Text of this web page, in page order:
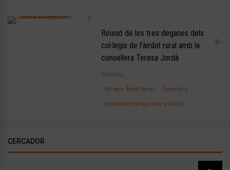
Reunió de les tres deganes dels
col·legis de l’àmbit rural amb la
consellera Teresa Jordà
GENERAL
Col·legis Àmbit Rural Consellera
Departament d'Agricultura (DACC)
CERCADOR